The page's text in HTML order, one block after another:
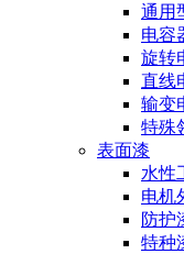
通用
电容
旋转
直线
输变
特殊
表面漆
水性
电机
防护
特种